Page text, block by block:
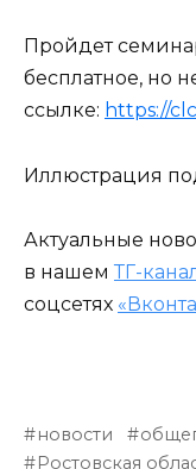
Пройдет
бесплатное, но
ссылке: https://
Иллюстрация
Актуальные
в нашем ТГ-
соцсетях
новости
Ростовская